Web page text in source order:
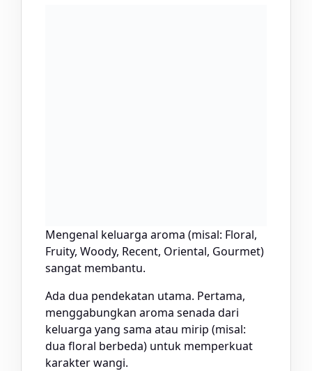
Mengenal keluarga aroma (misal: Floral,
Fruity, Woody, Recent, Oriental, Gourmet)
sangat membantu.
Ada dua pendekatan utama. Pertama,
menggabungkan aroma senada dari
keluarga yang sama atau mirip (misal:
dua floral berbeda) untuk memperkuat
karakter wangi.